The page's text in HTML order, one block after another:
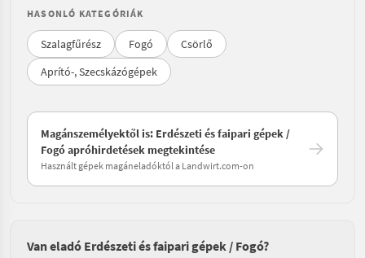
HASONLÓ KATEGÓRIÁK
Szalagfűrész Fogó
Csörlő
Aprító-, Szecskázógépek
Magánszemélyektől is: Erdészeti és faipari gépek /
Fogó apróhirdetések megtekintése
Használt gépek magáneladóktól a Landwirt.com-on
Van eladó Erdészeti és faipari gépek / Fogó?